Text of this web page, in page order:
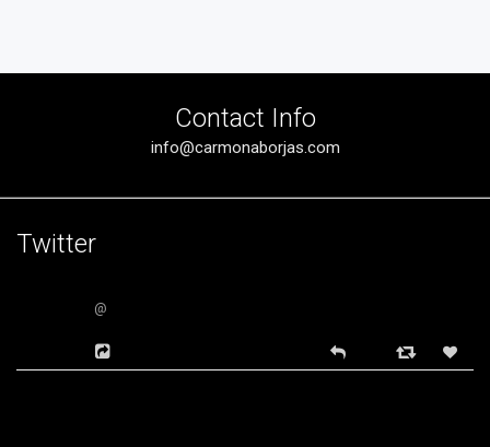
Contact Info
info@carmonaborjas.com
Twitter
@